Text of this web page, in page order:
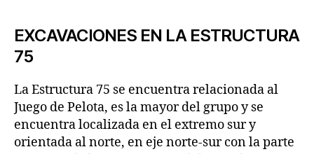
EXCAVACIONES EN LA ESTRUCTURA
75
La Estructura 75 se encuentra relacionada al
Juego de Pelota, es la mayor del grupo y se
encuentra localizada en el extremo sur y
orientada al norte, en eje norte-sur con la parte